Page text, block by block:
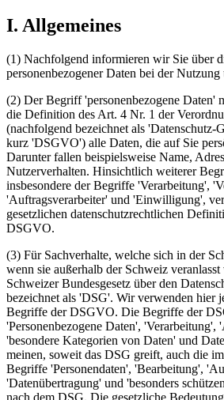
I. Allgemeines
(1) Nachfolgend informieren wir Sie über
personenbezogener Daten bei der Nutzung
(2) Der Begriff 'personenbezogene Daten'
die Definition des Art. 4 Nr. 1 der
(nachfolgend bezeichnet als 'Datenschutz-
kurz 'DSGVO') alle Daten, die auf Sie
Darunter fallen beispielsweise Name,
Nutzerverhalten. Hinsichtlich weiterer
insbesondere der Begriffe 'Verarbeitung',
'Auftragsverarbeiter' und 'Einwilligung',
gesetzlichen datenschutzrechtlichen
DSGVO.
(3) Für Sachverhalte, welche sich in der
wenn sie außerhalb der Schweiz
Schweizer Bundesgesetz über den
bezeichnet als 'DSG'. Wir verwenden hier
Begriffe der DSGVO. Die Begriffe der
'Personenbezogene Daten', 'Verarbeitung',
'besondere Kategorien von Daten' und
meinen, soweit das DSG greift, auch die
Begriffe 'Personendaten', 'Bearbeitung',
'Datenübertragung' und 'besonders
nach dem DSG. Die gesetzliche